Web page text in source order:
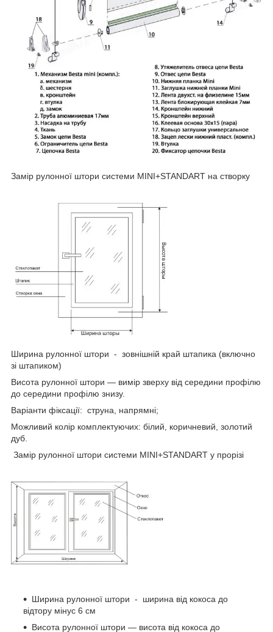
Замір рулонної штори системи MINI+STANDART на створку
Ширина рулонної штори - зовнішній край штапика (включно
зі штапиком)
Висота рулонної штори — вимір зверху від середини профілю
до середини профілю знизу.
Варіанти фіксації: струна, напрямні;
Можливий колір комплектуючих: білий, коричневий, золотий
дуб.
Замір рулонної штори системи MINI+STANDART у прорізі
Ширина рулонної штори - ширина від кокоса до
відтору мінус 6 см
Висота рулонної штори — висота від кокоса до